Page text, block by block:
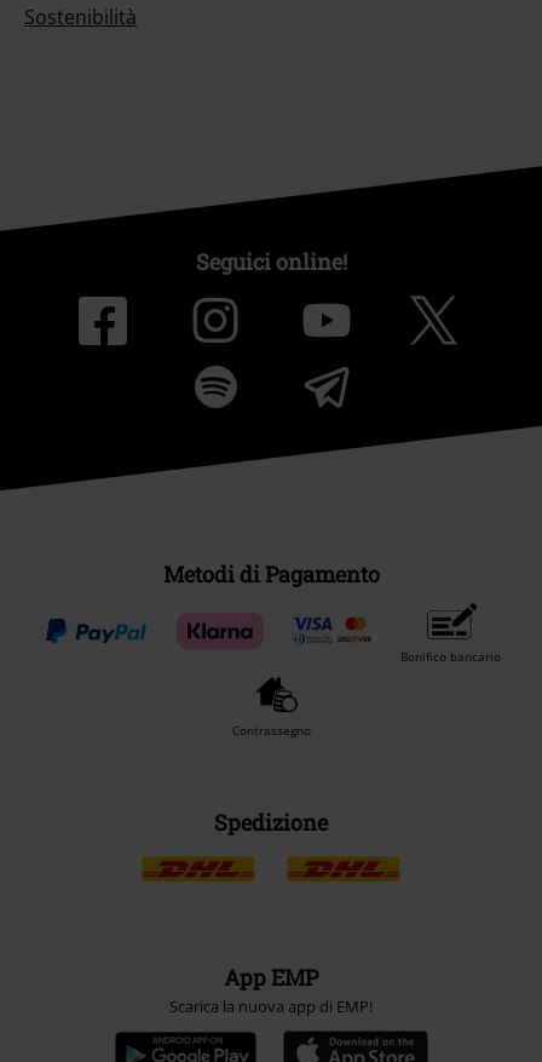
Sostenibilità
Seguici online!
Metodi di Pagamento
Bonifico bancario
Contrassegno
Spedizione
App EMP
Scarica la nuova app di EMP!